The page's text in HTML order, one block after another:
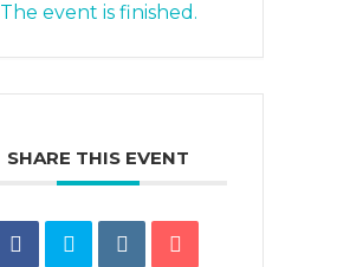
The event is finished.
SHARE THIS EVENT